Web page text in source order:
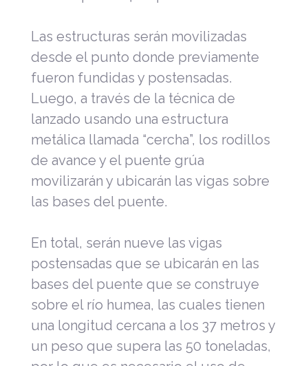
Las estructuras serán movilizadas
desde el punto donde previamente
fueron fundidas y postensadas.
Luego, a través de la técnica de
lanzado usando una estructura
metálica llamada “cercha”, los rodillos
de avance y el puente grúa
movilizarán y ubicarán las vigas sobre
las bases del puente.
En total, serán nueve las vigas
postensadas que se ubicarán en las
bases del puente que se construye
sobre el río humea, las cuales tienen
una longitud cercana a los 37 metros y
un peso que supera las 50 toneladas,